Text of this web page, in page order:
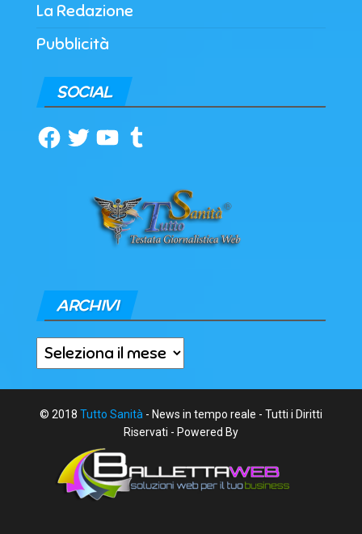
La Redazione
Pubblicità
SOCIAL
Facebook
TwitterYouTubeTumblr
ARCHIVI
Archivi
© 2018 Tutto Sanità - News in tempo reale - Tutti i Diritti
Riservati - Powered By